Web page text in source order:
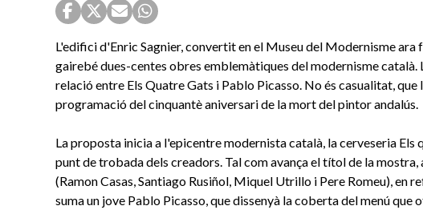
L'edifici d'Enric Sagnier, convertit en el Museu del Modernisme ara
gairebé dues-centes obres emblemàtiques del modernisme català.
relació entre Els Quatre Gats i Pablo Picasso. No és casualitat,
programació del cinquantè aniversari de la mort del pintor andalús.
La proposta inicia a l'epicentre modernista català, la cerveseria Els
punt de trobada dels creadors. Tal com avança el títol de la
(Ramon Casas, Santiago Rusiñol, Miquel Utrillo i Pere Romeu), en
suma un jove Pablo Picasso, que dissenyà la coberta del menú que